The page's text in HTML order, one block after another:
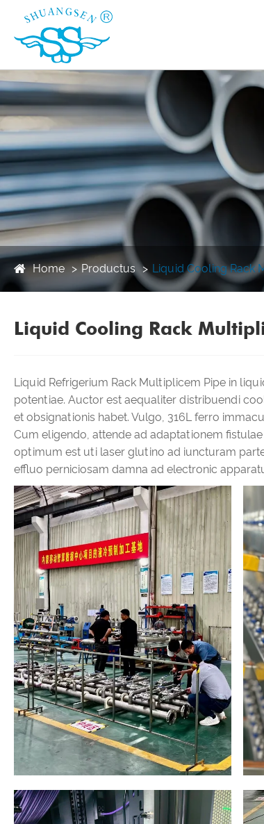
Home Productus Liquid Cooling Rack
Liquid Cooling Rack
Liquid Refrigerium Rack Multiplicem Pipe in
potentiae. Auctor est aequaliter distribuendi
et obsignationis habet. Vulgo, 316L ferro
Cum eligendo, attende ad adaptationem
optimum est uti laser glutino ad iuncturam
effluo perniciosam damna ad electronic